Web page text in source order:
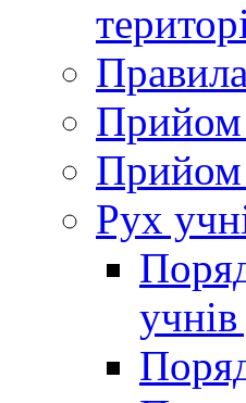
Прийом
Прийом
Рух